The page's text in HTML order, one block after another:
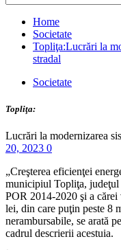
Home
Societate
Topliţa:Lucrări la
stradal
Societate
Topliţa:
Lucrări la modernizarea
20, 2023 0
„Creşterea eficienţei
municipiul Topliţa, judeţul
POR 2014-2020 şi a cărei
lei, din care puţin peste 8
nerambursabile, se arată
cadrul descrierii acestuia.